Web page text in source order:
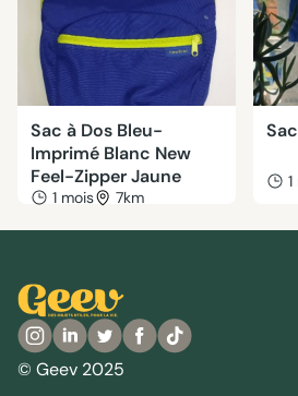
Sac à Dos Bleu-
Imprimé Blanc New
Feel-Zipper Jaune
1 mois 7km
© Geev 2025